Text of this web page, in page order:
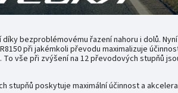
díky bezproblémovému řazení nahoru i dolů.
při jakémkoli převodu maximalizuje
vše při zvýšení na 12 převodových stupňů
stupňů poskytuje maximální účinnost a